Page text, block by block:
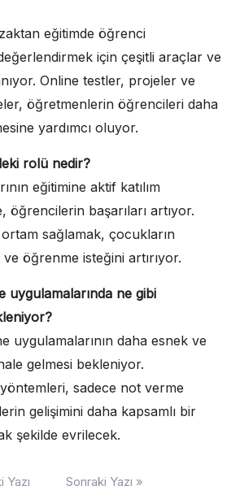
eğitimde öğrenci
için çeşitli araçlar ve
Online testler, projeler ve
öğretmenlerin öğrencileri daha
yardımcı oluyor.
rolü nedir?
eğitimine aktif katılım
öğrencilerin başarıları artıyor.
sağlamak, çocukların
öğrenme isteğini artırıyor.
uygulamalarında ne gibi
uygulamalarının daha esnek ve
gelmesi bekleniyor.
sadece not verme
gelişimini daha kapsamlı bir
şekilde evrilecek.
Yazı Sonraki Yazı »